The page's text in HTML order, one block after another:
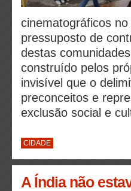
cinematográficos
pressuposto de
destas
construído pelos
invisível que o
preconceitos e
exclusão social e
CIDADE
A Índia não